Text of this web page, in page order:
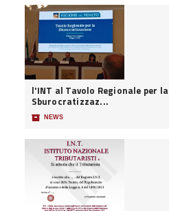
l'INT al Tavolo Regionale per la
Sburocratizzaz...
📦 NEWS